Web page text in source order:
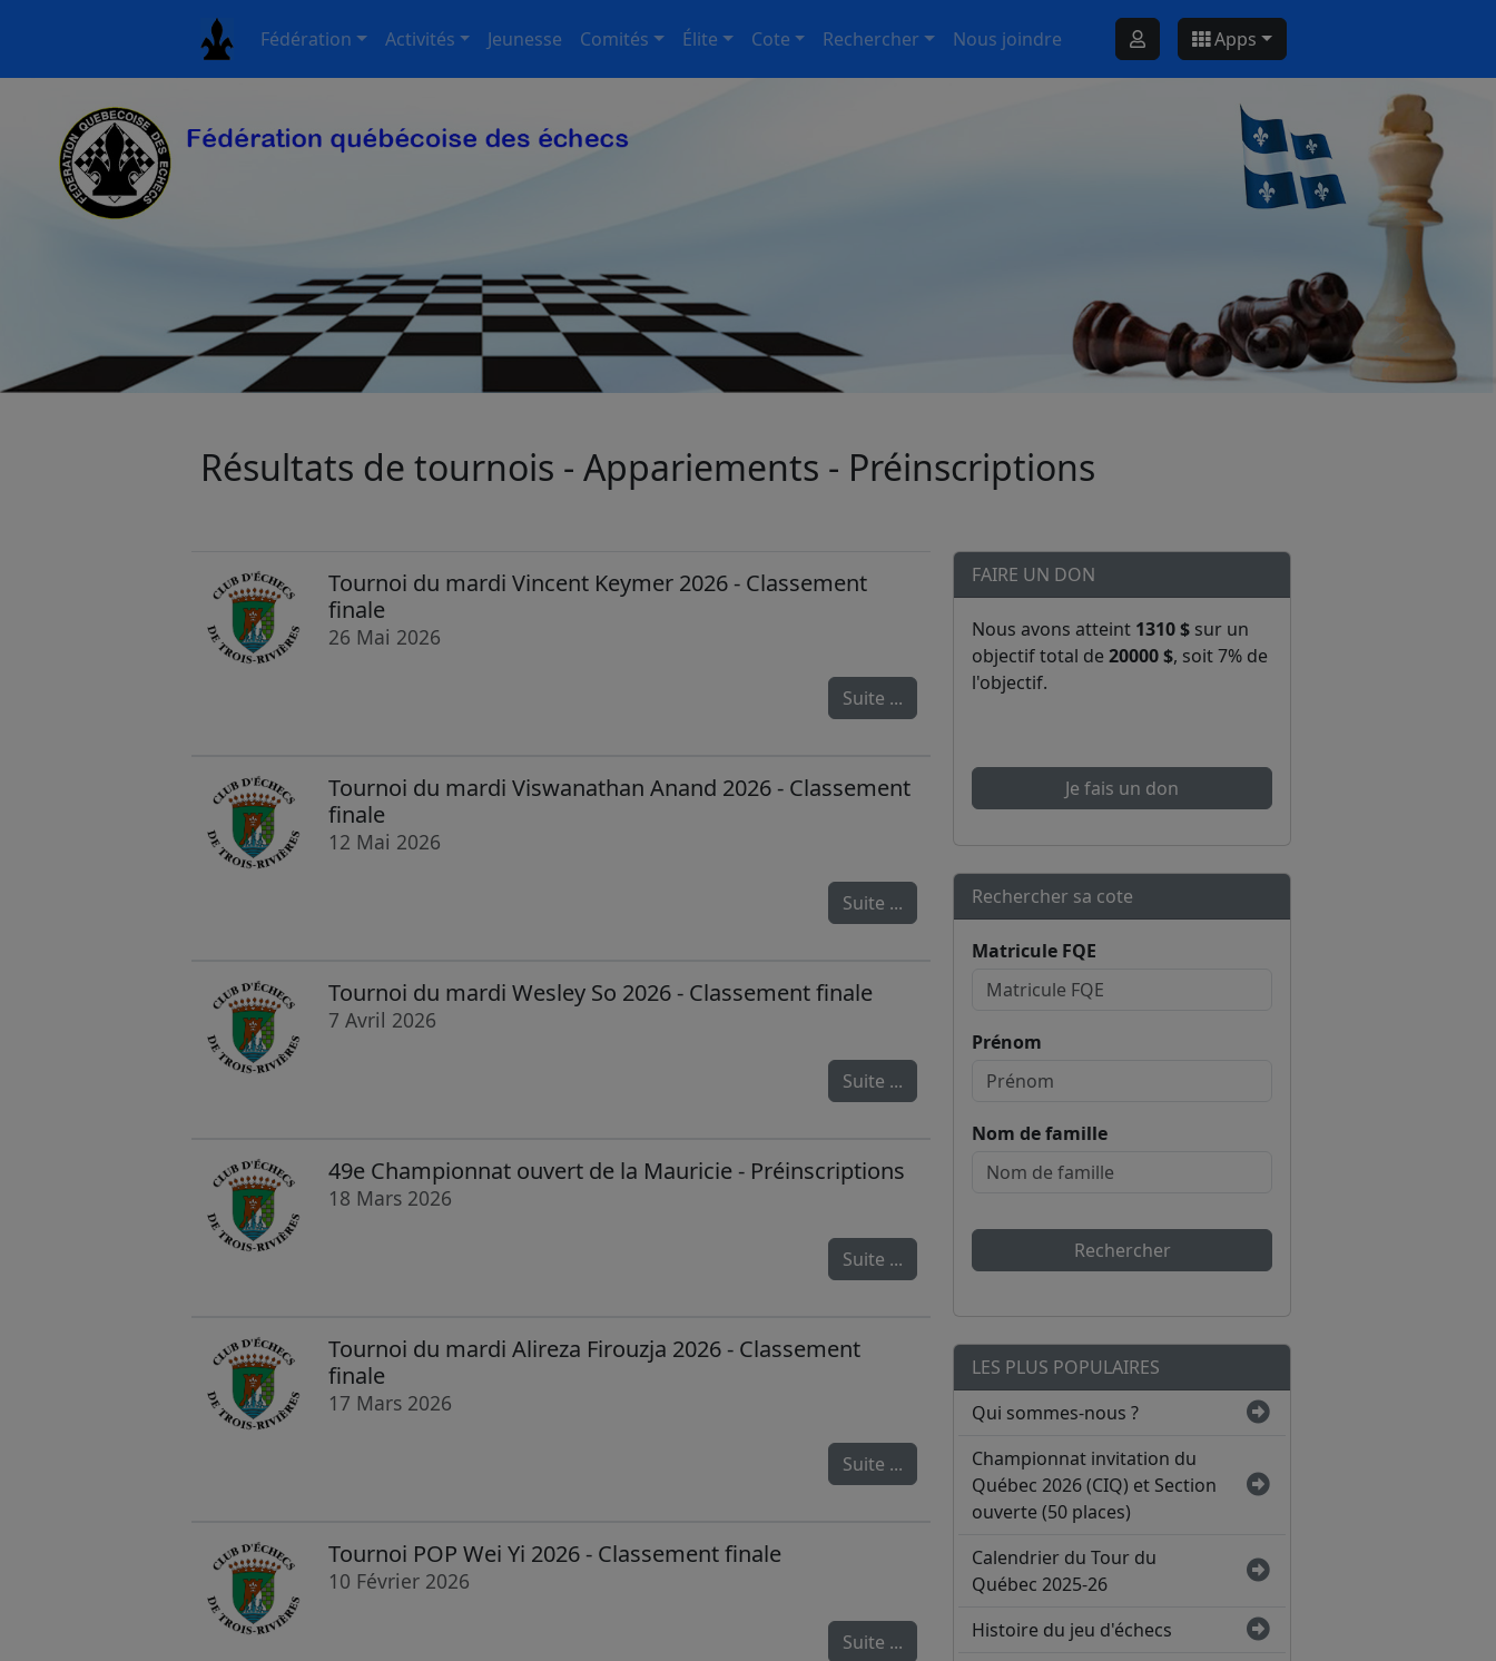
Fédération Activités Jeunesse Comités Élite Cote Rechercher Nous joindre Apps
Résultats de tournois - Appariements - Préinscriptions
Tournoi du mardi Vincent Keymer 2026 - Classement
finale
26 Mai 2026
Suite ...
Tournoi du mardi Viswanathan Anand 2026 - Classement
finale
12 Mai 2026
Suite ...
Tournoi du mardi Wesley So 2026 - Classement finale
7 Avril 2026
Suite ...
49e Championnat ouvert de la Mauricie - Préinscriptions
18 Mars 2026
Suite ...
Tournoi du mardi Alireza Firouzja 2026 - Classement
finale
17 Mars 2026
Suite ...
Tournoi POP Wei Yi 2026 - Classement finale
10 Février 2026
Suite ...
FAIRE UN DON
Nous avons atteint 1310 $ sur un
objectif total de 20000 $, soit 7% de
l'objectif.
Je fais un don
Rechercher sa cote
Matricule FQE
Prénom
Nom de famille
Rechercher
LES PLUS POPULAIRES
Qui sommes-nous ?
Championnat invitation du
Québec 2026 (CIQ) et Section
ouverte (50 places)
Calendrier du Tour du
Québec 2025-26
Histoire du jeu d'échecs